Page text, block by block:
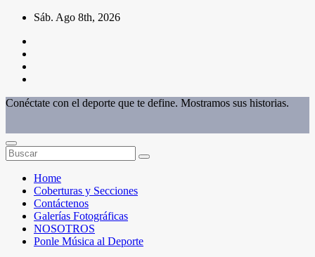
Saltar
contenido
Sáb. Ago 8th, 2026
Conéctate con el deporte que te define. Mostramos sus historias.
Home
Coberturas y Secciones
Contáctenos
Galerías Fotográficas
NOSOTROS
Ponle Música al Deporte